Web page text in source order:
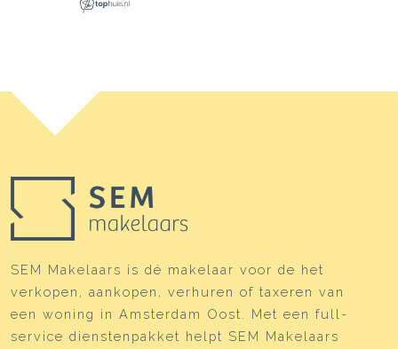
Soort parkeergelegenheid
Betaald parkeren, openbaar
SEM Makelaars is dé makelaar voor de het
verkopen, aankopen, verhuren of taxeren van
een woning in Amsterdam Oost. Met een full-
service dienstenpakket helpt SEM Makelaars